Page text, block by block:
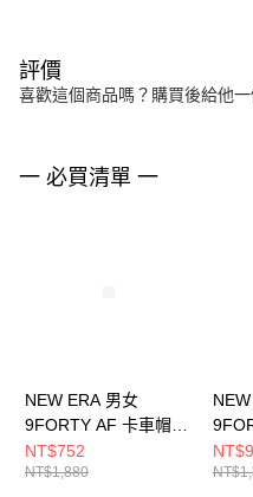
評價
喜歡這個商品嗎？購買後給他
一 必買清單 一
NEW ERA 男女
9FORTY AF 卡車帽
SYNOPTIC CHART
MAP NEW ERA
NT$752
NT$1,880
版